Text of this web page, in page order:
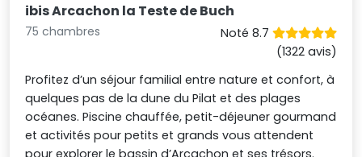
ibis Arcachon la Teste de Buch
75 chambres
Noté 8.7
(1322 avis)
Profitez d’un séjour familial entre nature et confort, à
quelques pas de la dune du Pilat et des plages
océanes. Piscine chauffée, petit-déjeuner gourmand
et activités pour petits et grands vous attendent
pour explorer le bassin d’Arcachon et ses trésors.